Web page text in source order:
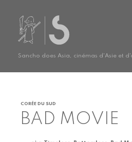
Sancho does Asia, cinémas d'Asie et
CORÉE DU SUD
BAD MOVIE